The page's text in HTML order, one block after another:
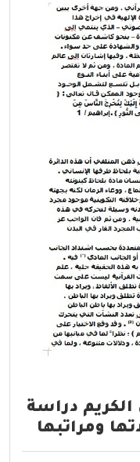
دراسة
ومراتبها